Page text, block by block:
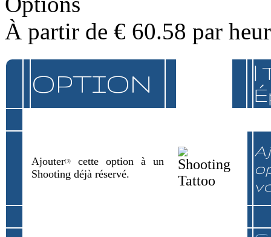
À partir de € 60.58 par
OPTION
|
Ajouter(3)
cette option à un
Shooting déjà réservé.